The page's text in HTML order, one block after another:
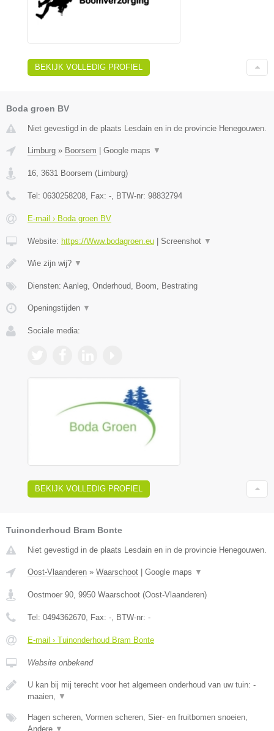
BEKIJK VOLLEDIG PROFIEL
Boda groen BV
Niet gevestigd in de plaats Lesdain en in de provincie Henegouwen.
Limburg » Boorsem Google maps ▼
16, 3631 Boorsem (Limburg)
Tel: 0630258208, Fax: -, BTW-nr: 98832794
E-mail › Boda groen BV
Website: https://Www.bodagroen.eu Screenshot ▼
Wie zijn wij? ▼
Diensten: Aanleg, Onderhoud, Boom, Bestrating
Openingstijden ▼
Sociale media:
BEKIJK VOLLEDIG PROFIEL
Tuinonderhoud Bram Bonte
Niet gevestigd in de plaats Lesdain en in de provincie Henegouwen.
Oost-Vlaanderen » Waarschoot Google maps ▼
Oostmoer 90, 9950 Waarschoot (Oost-Vlaanderen)
Tel: 0494362670, Fax: -, BTW-nr: -
E-mail › Tuinonderhoud Bram Bonte
Website onbekend
U kan bij mij terecht voor het algemeen onderhoud van uw tuin: -
maaien, ▼
Hagen scheren, Vormen scheren, Sier- en fruitbomen snoeien,
Andere ▼